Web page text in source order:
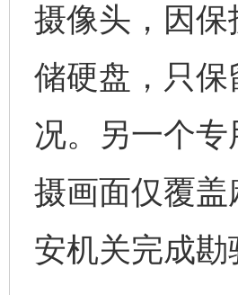
摄像头，因
储硬盘，只
况。另一个
摄画面仅覆
安机关完成